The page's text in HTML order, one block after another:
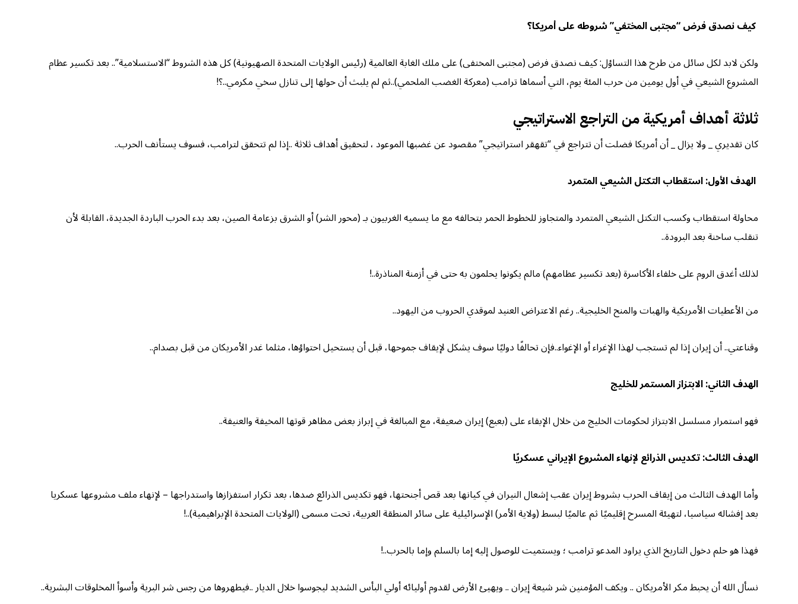
كيف نصدق فرض “مجتبى المختفي” شروطه على أمريكا؟
ولكن لابد لكل سائل من طرح هذا التساؤل: كيف نصدق فرض (مجتبى المختفى) على ملك الغابة العالمية (رئيس الولايات المتحدة الصهيونية) كل هذه الشروط “الاستسلامية”.. بعد تكسير عظام
المشروع الشيعي في أول يومين من حرب المئة يوم، التي أسماها ترامب (معركة الغضب الملحمي)..ثم لم يلبث أن حولها إلى تنازل سخي مكرمي..؟!
ثلاثة أهداف أمريكية من التراجع الاستراتيجي
كان تقديري _ ولا يزال _ أن أمريكا فضلت أن تتراجع في “تقهقر استراتيجي” مقصود عن غضبها الموعود ، لتحقيق أهداف ثلاثة ..إذا لم تتحقق لترامب، فسوف يستأنف الحرب..
الهدف الأول: استقطاب التكتل الشيعي المتمرد
محاولة استقطاب وكسب التكتل الشيعي المتمرد والمتجاوز للخطوط الحمر بتحالفه مع ما يسميه الغربيون بـ (محور الشر) أو الشرق بزعامة الصين، بعد بدء الحرب الباردة الجديدة، القابلة لأن
تنقلب ساخنة بعد البرودة..
لذلك أغدق الروم على خلفاء الأكاسرة (بعد تكسير عظامهم) مالم يكونوا يحلمون به حتى في أزمنة المناذرة..!
من الأعطيات الأمريكية والهبات والمنح الخليجية.. رغم الاعتراض العنيد لموقدي الحروب من اليهود..
وقناعتي.. أن إيران إذا لم تستجب لهذا الإغراء أو الإغواء..فإن تحالفًا دوليًا سوف يشكل لإيقاف جموحها، قبل أن يستحيل احتواؤها، مثلما غدر الأمريكان من قبل بصدام..
الهدف الثاني: الابتزاز المستمر للخليج
فهو استمرار مسلسل الابتزاز لحكومات الخليج من خلال الإبقاء على (بعبع) إيران ضعيفة، مع المبالغة في إبراز بعض مظاهر قوتها المخيفة والعنيفة..
الهدف الثالث: تكديس الذرائع لإنهاء المشروع الإيراني عسكريًا
وأما الهدف الثالث من إيقاف الحرب بشروط إيران عقب إشعال النيران في كيانها بعد قص أجنحتها، فهو تكديس الذرائع ضدها، بعد تكرار استفزازها واستدراجها – لإنهاء ملف مشروعها عسكريا
بعد إفشاله سياسيا، لتهيئة المسرح إقليميًا ثم عالميًا لبسط (ولاية الأمر) الإسرائيلية على سائر المنطقة العربية، تحت مسمى (الولايات المتحدة الإبراهيمية)..!
فهذا هو حلم دخول التاريخ الذي يراود المدعو ترامب ؛ ويستميت للوصول إليه إما بالسلم وإما بالحرب..!
نسأل الله أن يحبط مكر الأمريكان .. ويكف المؤمنين شر شيعة إيران .. ويهيئ الأرض لقدوم أوليائه أولي البأس الشديد ليجوسوا خلال الديار ..فيطهروها من رجس شر البرية وأسوأ المخلوقات البشرية..